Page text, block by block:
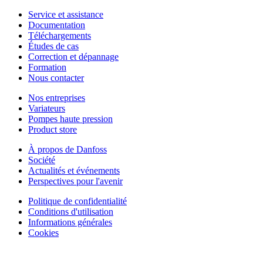
Service et assistance
Documentation
Téléchargements
Études de cas
Correction et dépannage
Formation
Nous contacter
Nos entreprises
Variateurs
Pompes haute pression
Product store
À propos de Danfoss
Société
Actualités et événements
Perspectives pour l'avenir
Politique de confidentialité
Conditions d'utilisation
Informations générales
Cookies